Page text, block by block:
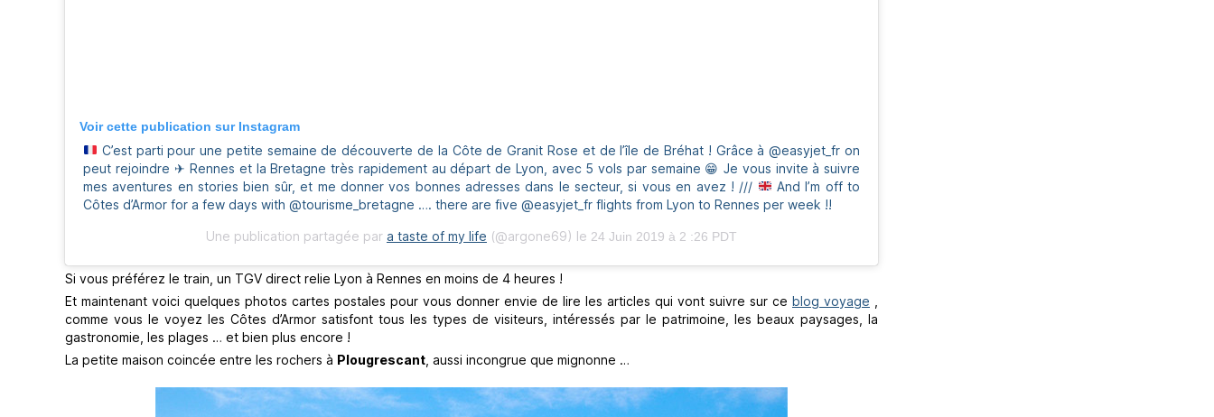
Voir cette publication sur Instagram
C’est parti pour une petite semaine de découverte de la Côte de Granit Rose et de l’île de Bréhat ! Grâce à @easyjet_fr on
peut rejoindre ✈ Rennes et la Bretagne très rapidement au départ de Lyon, avec 5 vols par semaine 😁 Je vous invite à suivre
mes aventures en stories bien sûr, et me donner vos bonnes adresses dans le secteur, si vous en avez ! ///
And I’m off to
Côtes d’Armor for a few days with @tourisme_bretagne …. there are five @easyjet_fr flights from Lyon to Rennes per week !!
Une publication partagée par a taste of my life (@argone69) le 24 Juin 2019 à 2 :26 PDT
Si vous préférez le train, un TGV direct relie Lyon à Rennes en moins de 4 heures !
Et maintenant voici quelques photos cartes postales pour vous donner envie de lire les articles qui vont suivre sur ce blog voyage
comme vous le voyez les Côtes d’Armor satisfont tous les types de visiteurs, intéressés par le patrimoine, les beaux paysages, la
gastronomie, les plages … et bien plus encore !
La petite maison coincée entre les rochers à Plougrescant , aussi incongrue que mignonne …